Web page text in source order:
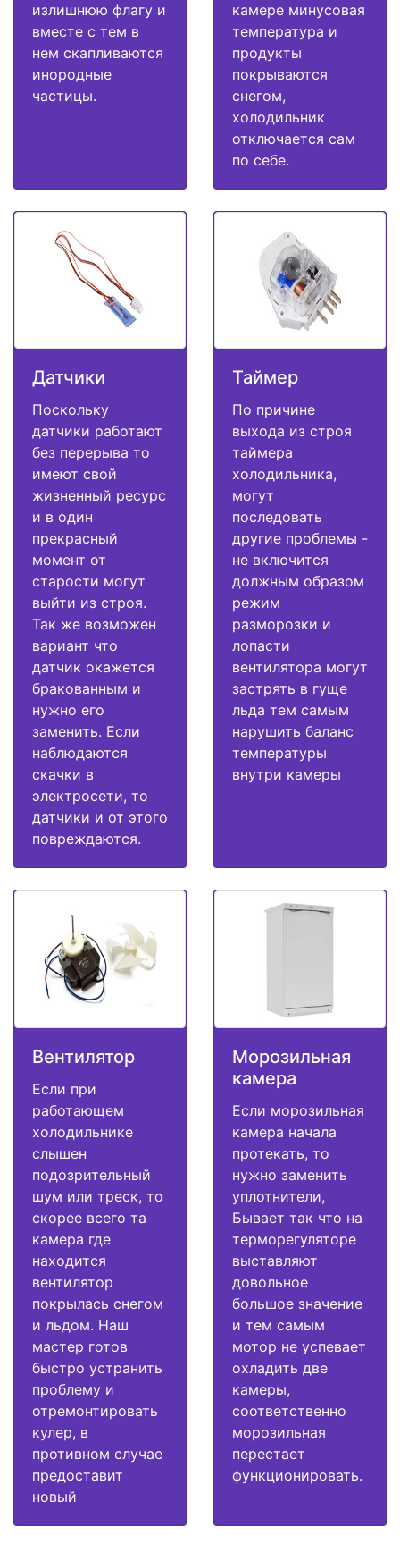
излишнюю флагу и
вместе с тем в
нем скапливаются
инородные
частицы.
камере минусовая
температура и
продукты
покрываются
снегом,
холодильник
отключается сам
по себе.
Датчики
Поскольку
датчики работают
без перерыва то
имеют свой
жизненный ресурс
и в один
прекрасный
момент от
старости могут
выйти из строя.
Так же возможен
вариант что
датчик окажется
бракованным и
нужно его
заменить. Если
наблюдаются
скачки в
электросети, то
датчики и от этого
повреждаются.
Таймер
По причине
выхода из строя
таймера
холодильника,
могут
последовать
другие проблемы -
не включится
должным образом
режим
разморозки и
лопасти
вентилятора могут
застрять в гуще
льда тем самым
нарушить баланс
температуры
внутри камеры
Вентилятор
Если при
работающем
холодильнике
слышен
подозрительный
шум или треск, то
скорее всего та
камера где
находится
вентилятор
покрылась снегом
и льдом. Наш
мастер готов
быстро устранить
проблему и
отремонтировать
кулер, в
противном случае
предоставит
новый
Морозильная
камера
Если морозильная
камера начала
протекать, то
нужно заменить
уплотнители,
Бывает так что на
терморегуляторе
выставляют
довольное
большое значение
и тем самым
мотор не успевает
охладить две
камеры,
соответственно
морозильная
перестает
функционировать.